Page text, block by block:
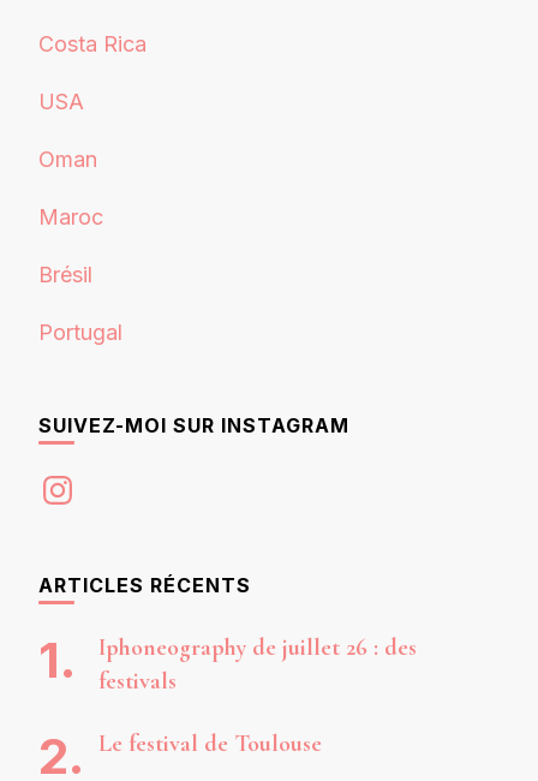
Costa Rica
USA
Oman
Maroc
Brésil
Portugal
SUIVEZ-MOI SUR INSTAGRAM
Instagram
ARTICLES RÉCENTS
Iphoneography de juillet 26 : des
festivals
Le festival de Toulouse